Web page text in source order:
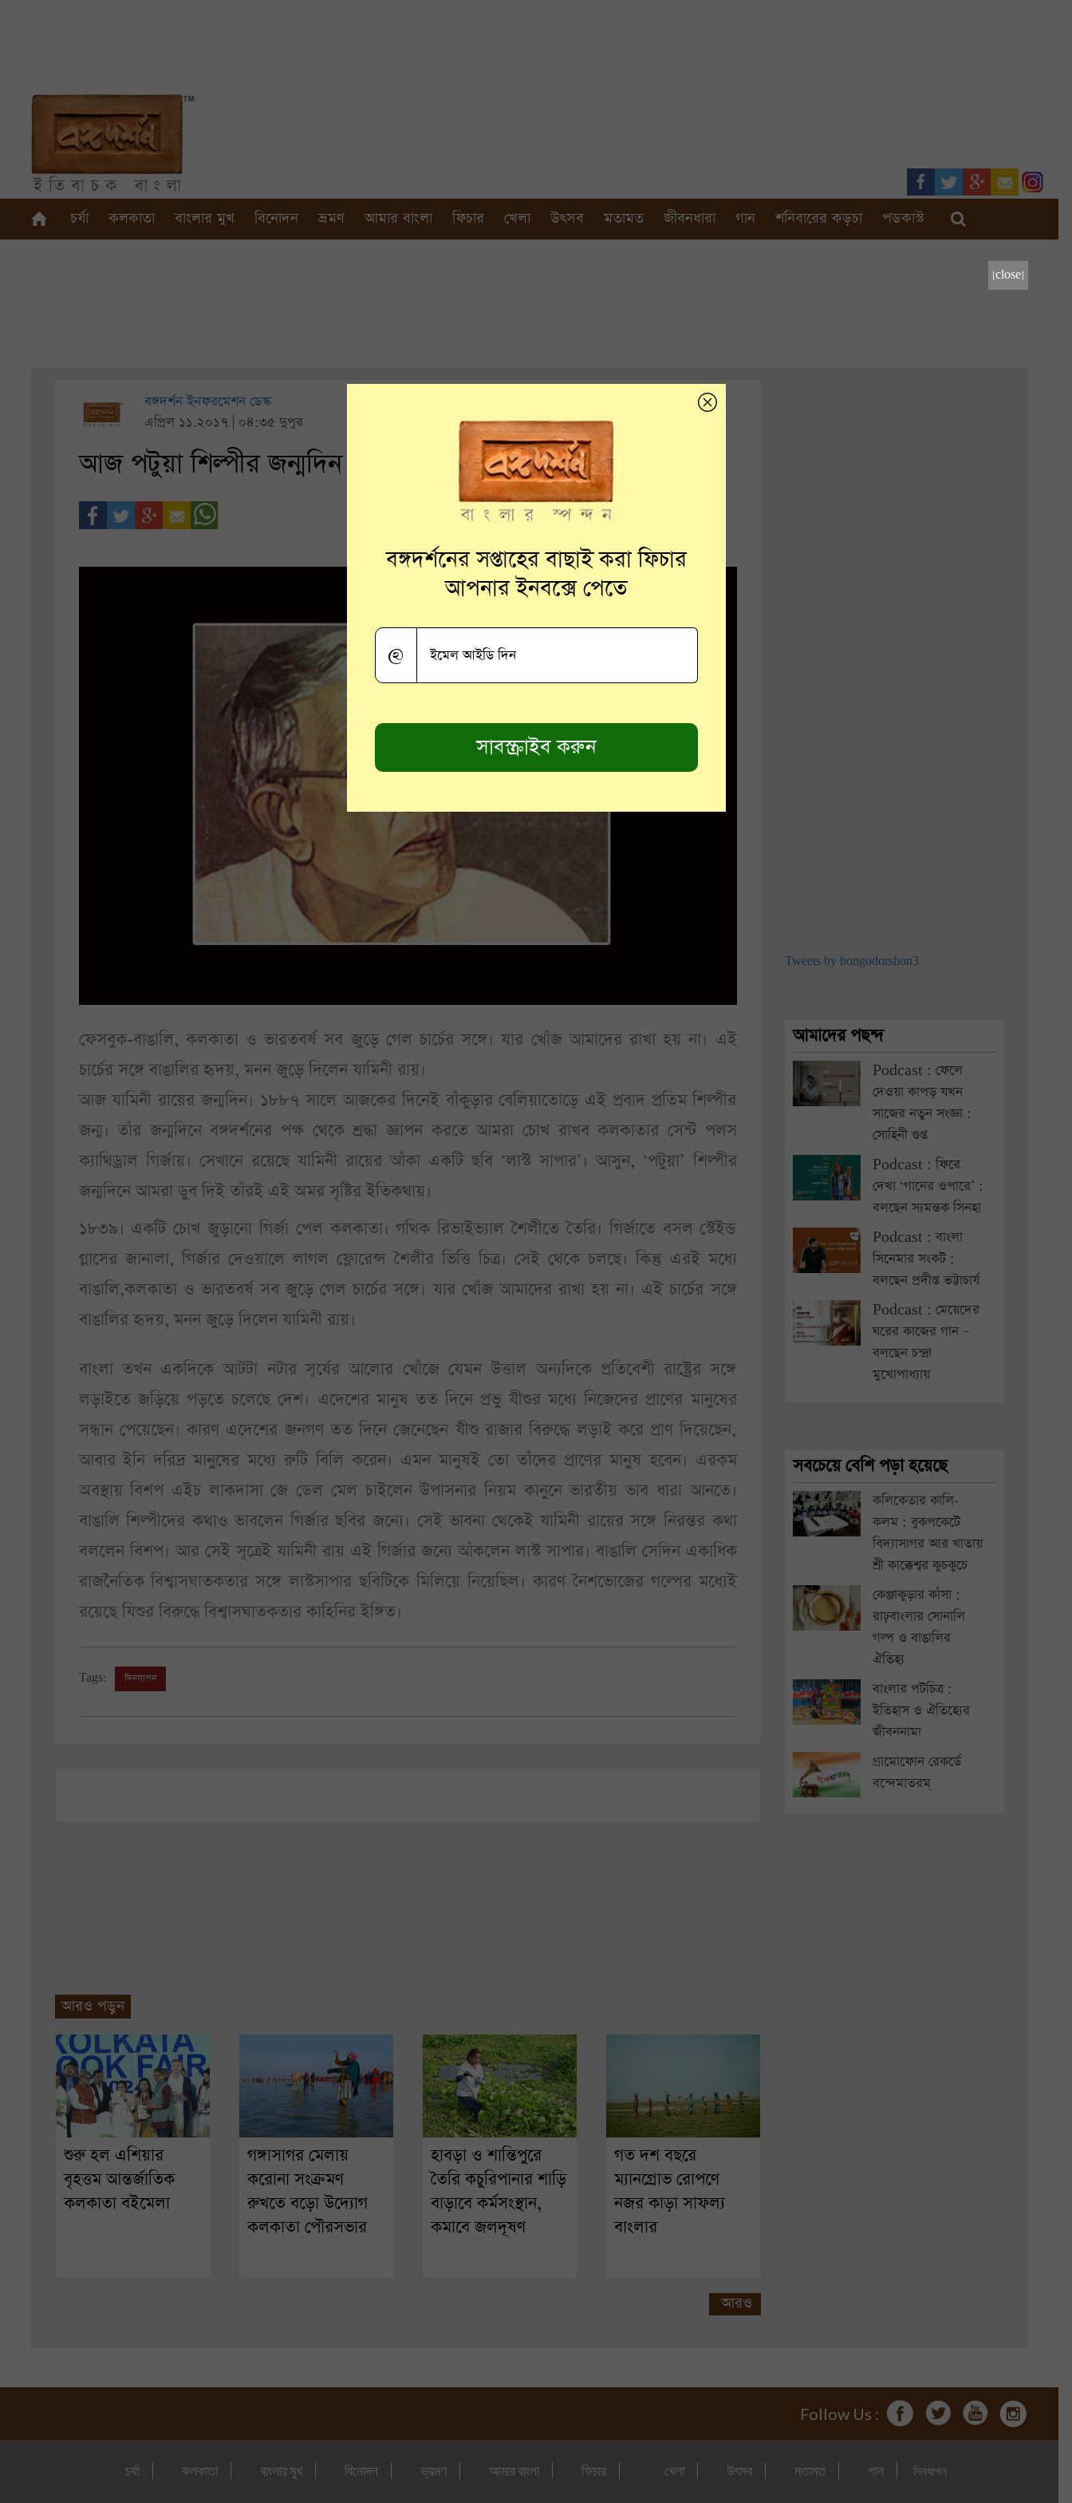
চর্যা কলকাতা বাংলার মুখ বিনোদন ভ্রমণ আমার বাংলা ফিচার খেলা উৎসব মতামত জীবনধারা গান শনিবারের কড়চা পডকাস্ট
[close]
বঙ্গদর্শন ইনফরমেশন ডেস্ক
এপ্রিল ১১.২০১৭ | ০৪:৩৫ দুপুর
আজ পটুয়া শিল্পীর জন্মদিন
ফেসবুক-বাঙালি, কলকাতা ও ভারতবর্ষ সব জুড়ে গেল চার্চের সঙ্গে। যার খোঁজ আমাদের রাখা হয় না। এই
চার্চের সঙ্গে বাঙালির হৃদয়, মনন জুড়ে দিলেন যামিনী রায়।
আজ যামিনী রায়ের জন্মদিন। ১৮৮৭ সালে আজকের দিনেই বাঁকুড়ার বেলিয়াতোড়ে এই প্রবাদ প্রতিম শিল্পীর
জন্ম। তাঁর জন্মদিনে বঙ্গদর্শনের পক্ষ থেকে শ্রদ্ধা জ্ঞাপন করতে আমরা চোখ রাখব কলকাতার সেন্ট পলস
ক্যাথিড্রাল গির্জায়। সেখানে রয়েছে যামিনী রায়ের আঁকা একটি ছবি ‘লাস্ট সাপার’। আসুন, ‘পটুয়া’ শিল্পীর
জন্মদিনে আমরা ডুব দিই তাঁরই এই অমর সৃষ্টির ইতিকথায়।
১৮৩৯। একটি চোখ জুড়ানো গির্জা পেল কলকাতা। গথিক রিভাইভ্যাল শৈলীতে তৈরি। গির্জাতে বসল স্টেইন্ড
গ্লাসের জানালা, গির্জার দেওয়ালে লাগল ফ্লোরেন্স শৈলীর ভিত্তি চিত্র। সেই থেকে চলছে। কিন্তু এরই মধ্যে
বাঙালি,কলকাতা ও ভারতবর্ষ সব জুড়ে গেল চার্চের সঙ্গে। যার খোঁজ আমাদের রাখা হয় না। এই চার্চের সঙ্গে
বাঙালির হৃদয়, মনন জুড়ে দিলেন যামিনী রায়।
বাংলা তখন একদিকে আটটা নটার সূর্যের আলোর খোঁজে যেমন উত্তাল অন্যদিকে প্রতিবেশী রাষ্ট্রের সঙ্গে
লড়াইতে জড়িয়ে পড়তে চলেছে দেশ। এদেশের মানুষ তত দিনে প্রভু যীশুর মধ্যে নিজেদের প্রাণের মানুষের
সন্ধান পেয়েছেন। কারণ এদেশের জনগণ তত দিনে জেনেছেন যীশু রাজার বিরুদ্ধে লড়াই করে প্রাণ দিয়েছেন,
আবার ইনি দরিদ্র মানুষের মধ্যে রুটি বিলি করেন। এমন মানুষই তো তাঁদের প্রাণের মানুষ হবেন। এরকম
অবস্থায় বিশপ এইচ লাকদাসা জে ডেল মেল চাইলেন উপাসনার নিয়ম কানুনে ভারতীয় ভাব ধারা আনতে।
বাঙালি শিল্পীদের কথাও ভাবলেন গির্জার ছবির জন্যে। সেই ভাবনা থেকেই যামিনী রায়ের সঙ্গে নিরন্তর কথা
বললেন বিশপ। আর সেই সূত্রেই যামিনী রায় এই গির্জার জন্যে আঁকলেন লাস্ট সাপার। বাঙালি সেদিন একাধিক
রাজনৈতিক বিশ্বাসঘাতকতার সঙ্গে লাস্টসাপার ছবিটিকে মিলিয়ে নিয়েছিল। কারণ নৈশভোজের গল্পের মধ্যেই
রয়েছে যিশুর বিরুদ্ধে বিশ্বাসঘাতকতার কাহিনির ইঙ্গিত।
Tags: দিনযাপন
আরও পড়ুন
শুরু হল এশিয়ার
বৃহত্তম আন্তর্জাতিক
কলকাতা বইমেলা
গঙ্গাসাগর মেলায়
করোনা সংক্রমণ
রুখতে বড়ো উদ্যোগ
কলকাতা পৌরসভার
হাবড়া ও শান্তিপুরে
তৈরি কচুরিপানার শাড়ি
বাড়াবে কর্মসংস্থান,
কমাবে জলদূষণ
গত দশ বছরে
ম্যানগ্রোভ রোপণে
নজর কাড়া সাফল্য
বাংলার
আরও
Tweets by bongodorshon3
আমাদের পছন্দ
Podcast : ফেলে
দেওয়া কাপড় যখন
সাজের নতুন সংজ্ঞা :
সোহিনী গুপ্ত
Podcast : ফিরে
দেখা ‘গানের ওপারে’ :
বলছেন স্যমন্তক সিনহা
Podcast : বাংলা
সিনেমার সংকট :
বলছেন প্রদীপ্ত ভট্টাচার্য
Podcast : মেয়েদের
ঘরের কাজের গান –
বলছেন চন্দ্রা
মুখোপাধ্যায়
সবচেয়ে বেশি পড়া হয়েছে
কলিকেতার কালি-
কলম : বুকপকেটে
বিদ্যাসাগর আর খাতায়
শ্রী কাক্কেশ্বর কুচকুচে
কেঞ্জাকুড়ার কাঁসা :
রাঢ়বাংলার সোনালি
গল্প ও বাঙালির
ঐতিহ্য
বাংলার পটচিত্র :
ইতিহাস ও ঐতিহ্যের
জীবননামা
গ্রামোফোন রেকর্ডে
বন্দেমাতরম্
Follow Us :
চর্যা কলকাতা বাংলার মুখ বিনোদন ভ্রমণ আমার বাংলা ফিচার খেলা উৎসব মতামত গান দিনযাপন
বঙ্গদর্শনের সপ্তাহের বাছাই করা ফিচার
আপনার ইনবক্সে পেতে
@